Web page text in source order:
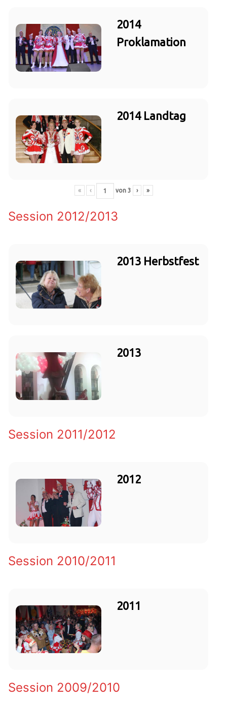
2014
Proklamation
2014 Landtag
« ‹ von 3 › »
Session 2012/2013
2013 Herbstfest
2013
Session 2011/2012
2012
Session 2010/2011
2011
Session 2009/2010